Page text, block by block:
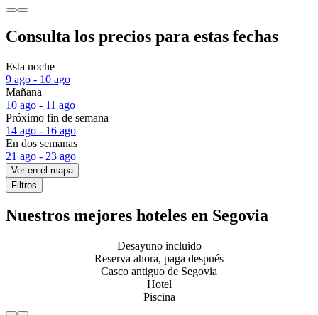
Consulta los precios para estas fechas
Esta noche
9 ago - 10 ago
Mañana
10 ago - 11 ago
Próximo fin de semana
14 ago - 16 ago
En dos semanas
21 ago - 23 ago
Ver en el mapa
Filtros
Nuestros mejores hoteles en Segovia
Desayuno incluido
Reserva ahora, paga después
Casco antiguo de Segovia
Hotel
Piscina